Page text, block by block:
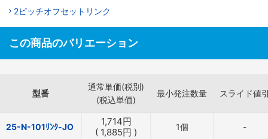
2ピッチオフセットリンク
この商品のバリエーション
型番
通常単価(税別)
(税込単価)
最小発注数量 スライド値
25-N-101ﾘﾝｸ-JO 1,714円
( 1,885円 ) 1個 -